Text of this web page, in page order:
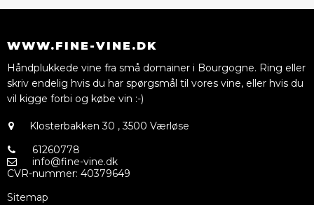
WWW.FINE-VINE.DK
Håndplukkede vine fra små domainer i Bourgogne. Ring eller
skriv endelig hvis du har spørgsmål til vores vine, eller hvis du
vil kigge forbi og købe vin :-)
Klosterbakken 30 ,3500 Værløse
61260778
info@fine-vine.dk
CVR-nummer: 40379649
Sitemap